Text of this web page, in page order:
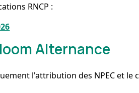
RNCP :
Alternance
l'attribution des NPEC et le